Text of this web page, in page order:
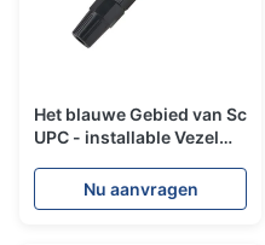
Het blauwe Gebied van Sc
UPC - installable Vezel
Schakelaars voor WAN
LAN
Nu aanvragen